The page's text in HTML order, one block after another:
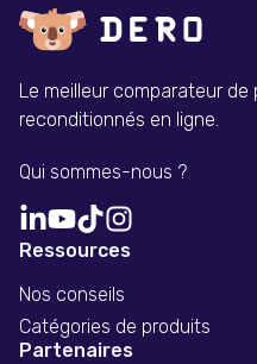
Le meilleur comparateur
reconditionnés en ligne.
Qui sommes-nous ?
Ressources
Nos conseils
Catégories de produits
Partenaires